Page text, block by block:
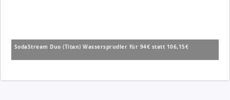
SodaStream Duo (Titan) Wassersprudler für 94€ statt 106,15€